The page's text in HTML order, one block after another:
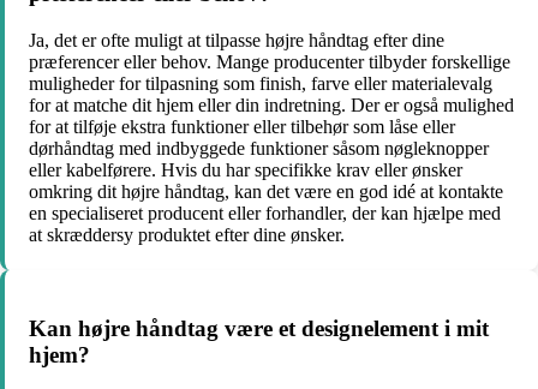
Ja, det er ofte muligt at tilpasse højre håndtag efter dine
præferencer eller behov. Mange producenter tilbyder forskellige
muligheder for tilpasning som finish, farve eller materialevalg
for at matche dit hjem eller din indretning. Der er også mulighed
for at tilføje ekstra funktioner eller tilbehør som låse eller
dørhåndtag med indbyggede funktioner såsom nøgleknopper
eller kabelførere. Hvis du har specifikke krav eller ønsker
omkring dit højre håndtag, kan det være en god idé at kontakte
en specialiseret producent eller forhandler, der kan hjælpe med
at skræddersy produktet efter dine ønsker.
Kan højre håndtag være et designelement i mit
hjem?